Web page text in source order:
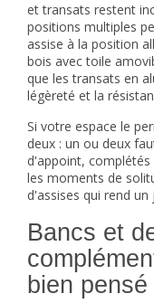
et transats restent
positions multiples
assise à la position
bois avec toile
que les transats en
légèreté et la
Si votre espace le
deux : un ou deux
d'appoint,
les moments de
d'assises qui rend
Bancs et
bien pensé